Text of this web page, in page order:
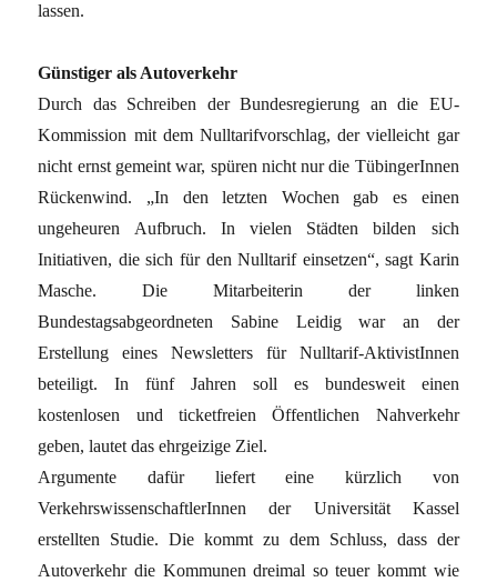
lassen.
Günstiger als Autoverkehr
Durch das Schreiben der Bundesregierung an die EU-
Kommission mit dem Nulltarifvorschlag, der vielleicht gar
nicht ernst gemeint war, spüren nicht nur die TübingerInnen
Rückenwind. „In den letzten Wochen gab es einen
ungeheuren Aufbruch. In vielen Städten bilden sich
Initiativen, die sich für den Nulltarif einsetzen“, sagt Karin
Masche. Die Mitarbeiterin der linken
Bundestagsabgeordneten Sabine Leidig war an der
Erstellung eines Newsletters für Nulltarif-AktivistInnen
beteiligt. In fünf Jahren soll es bundesweit einen
kostenlosen und ticketfreien Öffentlichen Nahverkehr
geben, lautet das ehrgeizige Ziel.
Argumente dafür liefert eine kürzlich von
VerkehrswissenschaftlerInnen der Universität Kassel
erstellten Studie. Die kommt zu dem Schluss, dass der
Autoverkehr die Kommunen dreimal so teuer kommt wie